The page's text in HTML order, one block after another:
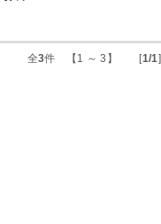
全3件 【1 ～ 3】 [1/1]